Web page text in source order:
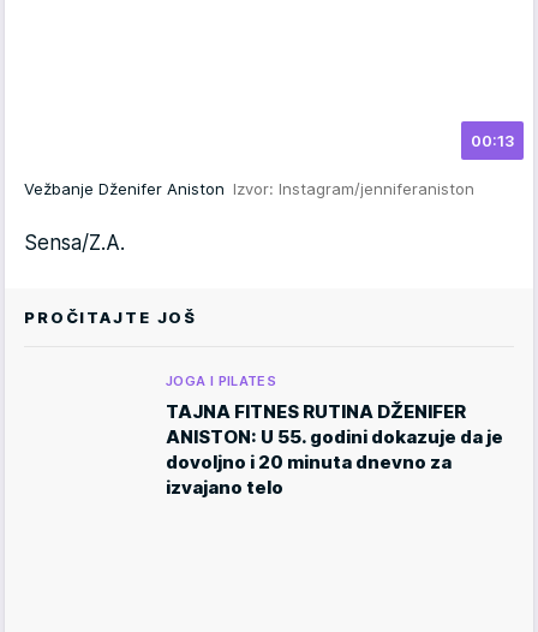
00:13
Vežbanje Dženifer Aniston Izvor: Instagram/jenniferaniston
Sensa/Z.A.
PROČITAJTE JOŠ
JOGA I PILATES
TAJNA FITNES RUTINA DŽENIFER
ANISTON: U 55. godini dokazuje da je
dovoljno i 20 minuta dnevno za
izvajano telo